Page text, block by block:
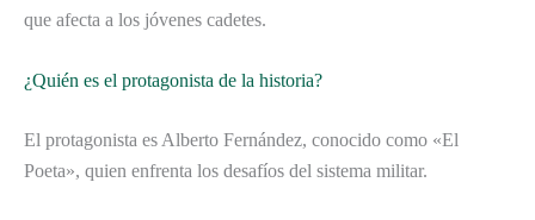
que afecta a los jóvenes cadetes.
¿Quién es el protagonista de la historia?
El protagonista es Alberto Fernández, conocido como «El
Poeta», quien enfrenta los desafíos del sistema militar.